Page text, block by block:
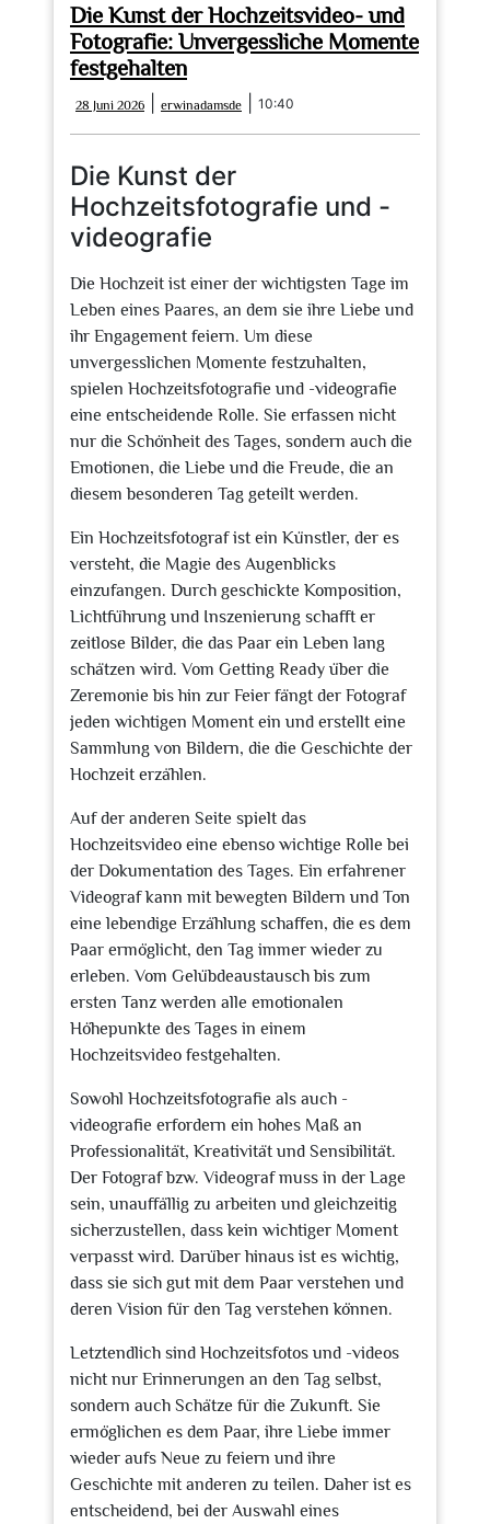
Die Kunst der Hochzeitsvideo- und
Fotografie: Unvergessliche Momente
festgehalten
28 Juni 2026
Juni
2026
erwinadamsde erwinadamsde
10:40
Die Kunst der
Hochzeitsfotografie und -
videografie
Die Hochzeit ist einer der wichtigsten Tage im
Leben eines Paares, an dem sie ihre Liebe und
ihr Engagement feiern. Um diese
unvergesslichen Momente festzuhalten,
spielen Hochzeitsfotografie und -videografie
eine entscheidende Rolle. Sie erfassen nicht
nur die Schönheit des Tages, sondern auch die
Emotionen, die Liebe und die Freude, die an
diesem besonderen Tag geteilt werden.
Ein Hochzeitsfotograf ist ein Künstler, der es
versteht, die Magie des Augenblicks
einzufangen. Durch geschickte Komposition,
Lichtführung und Inszenierung schafft er
zeitlose Bilder, die das Paar ein Leben lang
schätzen wird. Vom Getting Ready über die
Zeremonie bis hin zur Feier fängt der Fotograf
jeden wichtigen Moment ein und erstellt eine
Sammlung von Bildern, die die Geschichte der
Hochzeit erzählen.
Auf der anderen Seite spielt das
Hochzeitsvideo eine ebenso wichtige Rolle bei
der Dokumentation des Tages. Ein erfahrener
Videograf kann mit bewegten Bildern und Ton
eine lebendige Erzählung schaffen, die es dem
Paar ermöglicht, den Tag immer wieder zu
erleben. Vom Gelübdeaustausch bis zum
ersten Tanz werden alle emotionalen
Höhepunkte des Tages in einem
Hochzeitsvideo festgehalten.
Sowohl Hochzeitsfotografie als auch -
videografie erfordern ein hohes Maß an
Professionalität, Kreativität und Sensibilität.
Der Fotograf bzw. Videograf muss in der Lage
sein, unauffällig zu arbeiten und gleichzeitig
sicherzustellen, dass kein wichtiger Moment
verpasst wird. Darüber hinaus ist es wichtig,
dass sie sich gut mit dem Paar verstehen und
deren Vision für den Tag verstehen können.
Letztendlich sind Hochzeitsfotos und -videos
nicht nur Erinnerungen an den Tag selbst,
sondern auch Schätze für die Zukunft. Sie
ermöglichen es dem Paar, ihre Liebe immer
wieder aufs Neue zu feiern und ihre
Geschichte mit anderen zu teilen. Daher ist es
entscheidend, bei der Auswahl eines